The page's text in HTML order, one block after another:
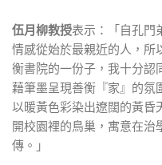
伍月柳教授表示：「自孔門
情感從始於最親近的人，所
衡書院的一份子，我十分認
藉筆墨呈現善衡『家』的氛
以暖黃色彩染出遼闊的黃昏
開校園裡的鳥巢，寓意在治
傳。」